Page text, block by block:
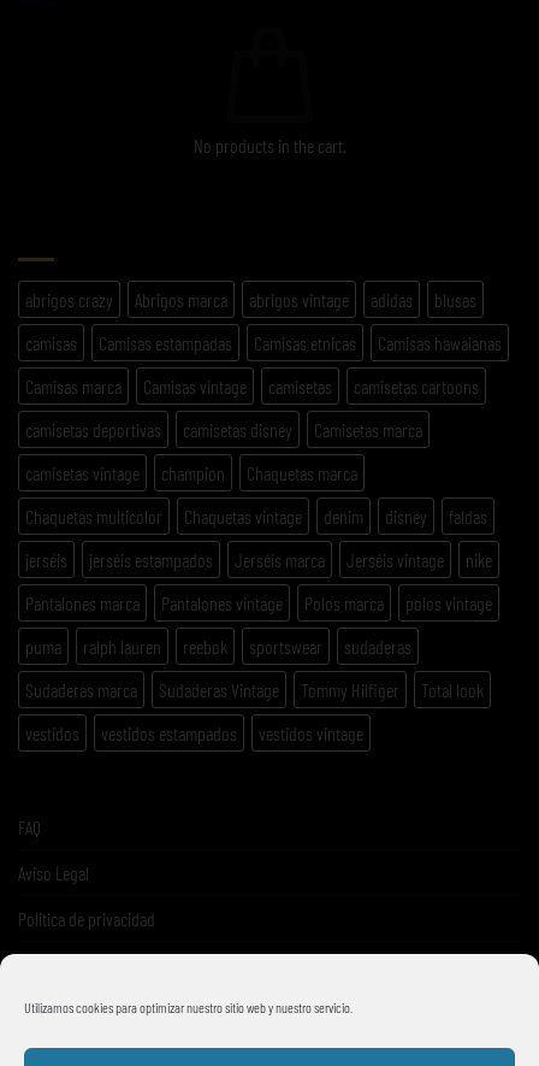
Utilizamos cookies para optimizar nuestro sitio web y nuestro servicio.
No products in the cart.
abrigos crazy Abrigos marca abrigos vintage adidas
blusas
camisas
Camisas estampadas Camisas etnicas
Camisas hawaianas
Camisas marca
Camisas vintage camisetas
camisetas cartoons
camisetas deportivas
camisetas disney
Camisetas marca
camisetas vintage
champion
Chaquetas marca
Chaquetas multicolor
Chaquetas vintage denim disney
faldas
jerséis
jerséis estampados Jerséis marca Jerséis vintage
nike
Pantalones marca
Pantalones vintage Polos marca
polos vintage
puma
ralph lauren reebok sportswear
sudaderas
Sudaderas marca
Sudaderas Vintage Tommy Hilfiger
Total look
vestidos
vestidos estampados vestidos vintage
FAQ
Aviso Legal
Politica de privacidad